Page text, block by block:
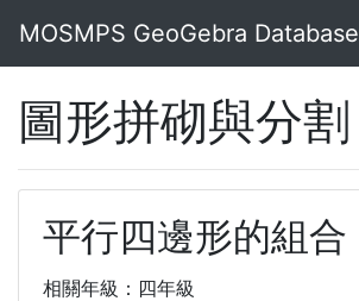
MOSMPS GeoGebra Database
圖形拼砌與分割
平行四邊形的組合
相關年級：四年級